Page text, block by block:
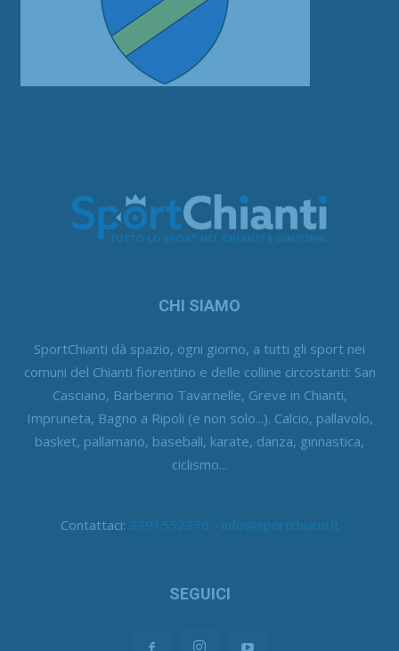
CHI SIAMO
SportChianti dà spazio, ogni giorno, a tutti gli sport nei
comuni del Chianti fiorentino e delle colline circostanti: San
Casciano, Barberino Tavarnelle, Greve in Chianti,
Impruneta, Bagno a Ripoli (e non solo...). Calcio, pallavolo,
basket, pallamano, baseball, karate, danza, ginnastica,
ciclismo...
Contattaci: 3391552376 - info@sportchianti.it
SEGUICI